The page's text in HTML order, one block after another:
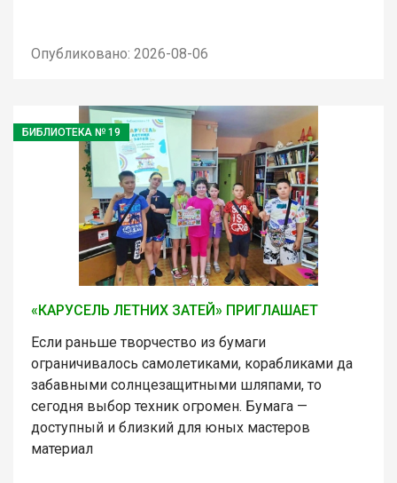
Опубликовано: 2026-08-06
БИБЛИОТЕКА № 19
«КАРУСЕЛЬ ЛЕТНИХ ЗАТЕЙ» ПРИГЛАШАЕТ
Если раньше творчество из бумаги
ограничивалось самолетиками, корабликами да
забавными солнцезащитными шляпами, то
сегодня выбор техник огромен. Бумага —
доступный и близкий для юных мастеров
материал